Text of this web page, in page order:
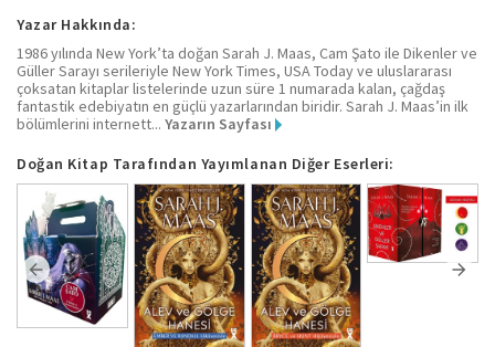
Yazar Hakkında:
1986 yılında New York’ta doğan Sarah J. Maas, Cam Şato ile Dikenler ve
Güller Sarayı serileriyle New York Times, USA Today ve uluslararası
çoksatan kitaplar listelerinde uzun süre 1 numarada kalan, çağdaş
fantastik edebiyatın en güçlü yazarlarından biridir. Sarah J. Maas’in ilk
bölümlerini internett... Yazarın Sayfası
Doğan Kitap Tarafından Yayımlanan Diğer Eserleri: